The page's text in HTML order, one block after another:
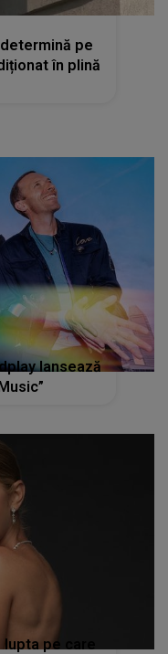
pe
în plină
lansează
pe care